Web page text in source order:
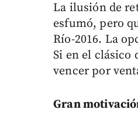
La ilusión de
esfumó, pero
Río-2016. La
Si en el clásico
vencer por
Gran